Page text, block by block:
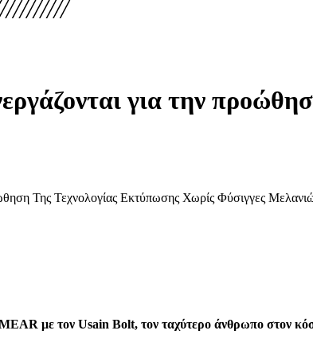
για την
Της Τεχνολογίας Εκτύπωσης Χωρίς Φύσιγγες
με τον Usain Bolt, τον ταχύτερο άνθρωπο στον